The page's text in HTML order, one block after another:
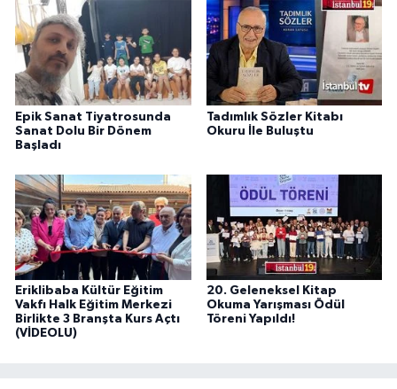
Epik Sanat Tiyatrosunda
Sanat Dolu Bir Dönem
Başladı
Tadımlık Sözler Kitabı
Okuru İle Buluştu
Eriklibaba Kültür Eğitim
Vakfı Halk Eğitim Merkezi
Birlikte 3 Branşta Kurs Açtı
(VİDEOLU)
20. Geleneksel Kitap
Okuma Yarışması Ödül
Töreni Yapıldı!